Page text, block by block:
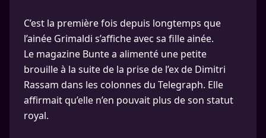
C’est la première fois depuis longtemps que
l’ainée Grimaldi s’affiche avec sa fille ainée.
Le magazine Bunte a alimenté une petite
brouille à la suite de la prise de l’ex de Dimitri
Rassam dans les colonnes du Telegraph. Elle
affirmait qu’elle n’en pouvait plus de son statut
royal.